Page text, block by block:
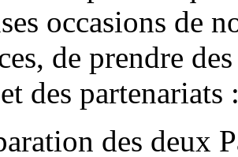
occasions de
de prendre
des partenariats
des deux